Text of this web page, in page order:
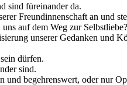
sind füreinander da.
Freundinnenschaft an und
auf dem Weg zur
unserer Gedanken und
dürfen.
sind.
und begehrenswert, oder nur